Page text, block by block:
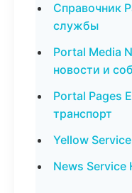
Справочник
службы
Portal Media
новости и
Portal Pages
транспорт
Yellow
News